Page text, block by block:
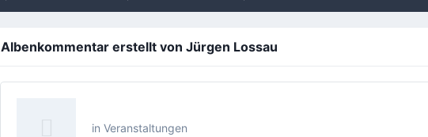
Albenkommentar erstellt von Jürgen Lossau
in Veranstaltungen